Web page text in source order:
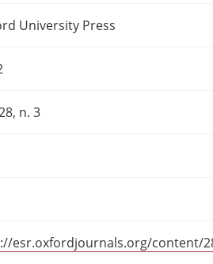
University Press
n. 3
esr.oxfordjournals.org/content/